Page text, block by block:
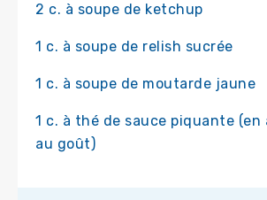
2 c. à soupe de ketchup
1 c. à soupe de relish sucrée
1 c. à soupe de moutarde jaune
1 c. à thé de sauce piquante (en
au goût)